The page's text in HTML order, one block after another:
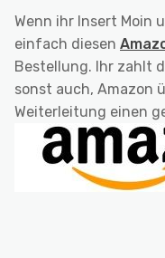
Wenn ihr Insert
einfach diesen
Bestellung. Ihr zahlt
sonst auch, Amazon
Weiterleitung einen